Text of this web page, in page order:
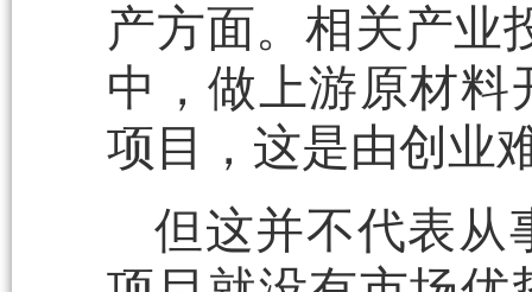
产方面。相关产业
中，做上游原材
项目，这是由创业
但这并不代表从